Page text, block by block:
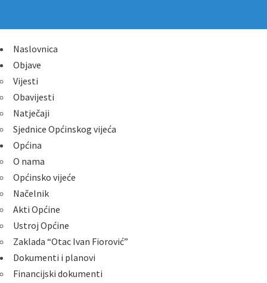
Naslovnica
Objave
Vijesti
Obavijesti
Natječaji
Sjednice Općinskog vijeća
Općina
O nama
Općinsko vijeće
Načelnik
Akti Općine
Ustroj Općine
Zaklada “Otac Ivan Fiorović”
Dokumenti i planovi
Financijski dokumenti